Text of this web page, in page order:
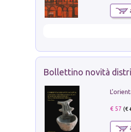
Bollettino novità
€ 57 (€